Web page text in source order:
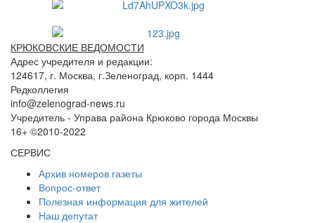
КРЮКОВСКИЕ ВЕДОМОСТИ
Адрес учредителя и редакции:
124617, г. Москва, г.Зеленоград, корп. 1444
Редколлегия
info@zelenograd-news.ru
Учредитель - Управа района Крюково города Москвы
16+ ©2010-2022
СЕРВИС
Архив номеров газеты
Вопрос-ответ
Полезная информация для жителей
Наш депутат